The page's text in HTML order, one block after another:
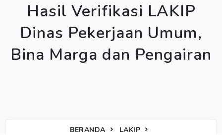
Hasil Verifikasi LAKIP
Dinas Pekerjaan Umum,
Bina Marga dan Pengairan
BERANDA
LAKIP